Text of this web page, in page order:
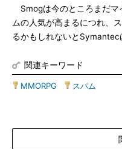
Smogは今のところまだマ
ムの人気が高まるにつれ、
るかもしれないとSymantec
関連キーワード
MMORPG スパム